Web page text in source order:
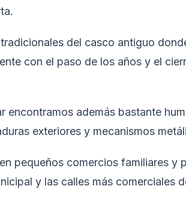
del casco antiguo
con el paso de los años y el
encontramos además bastante
exteriores y mecanismos
pequeños comercios familiares y
y las calles más comerciales